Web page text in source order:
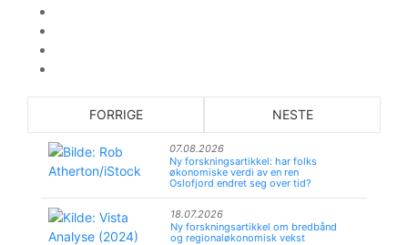
FORRIGE NESTE
07.08.2026
Ny forskningsartikkel: har folks
økonomiske verdi av en ren
Oslofjord endret seg over tid?
18.07.2026
Ny forskningsartikkel om bredbånd
og regionaløkonomisk vekst